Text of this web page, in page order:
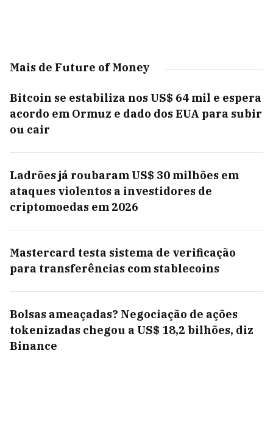
Mais de Future of Money
Bitcoin se estabiliza nos US$ 64 mil e espera
acordo em Ormuz e dado dos EUA para subir
ou cair
Ladrões já roubaram US$ 30 milhões em
ataques violentos a investidores de
criptomoedas em 2026
Mastercard testa sistema de verificação
para transferências com stablecoins
Bolsas ameaçadas? Negociação de ações
tokenizadas chegou a US$ 18,2 bilhões, diz
Binance